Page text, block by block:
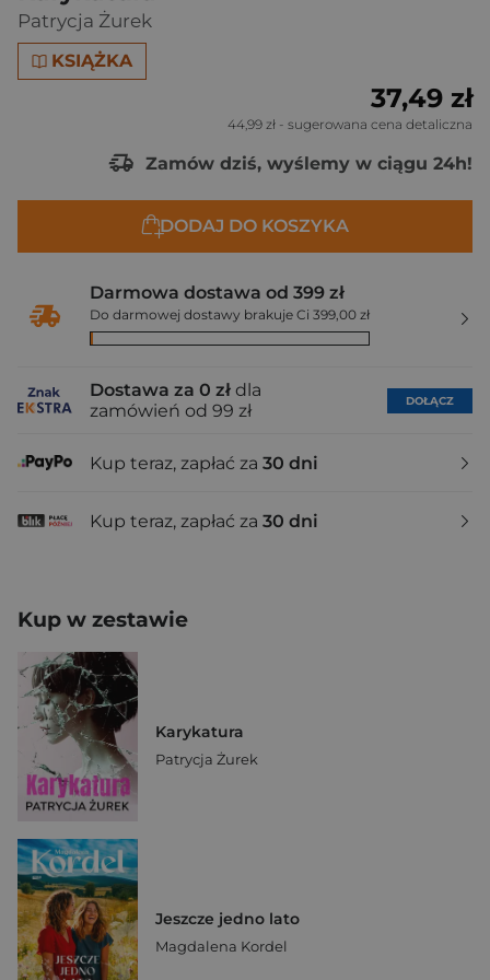
Patrycja Żurek
KSIĄŻKA
37,49 zł
44,99 zł - sugerowana cena detaliczna
Zamów dziś, wyślemy w ciągu 24h!
DODAJ DO KOSZYKA
Darmowa dostawa od 399 zł
Do darmowej dostawy brakuje Ci 399,00 zł
Dostawa za 0 zł dla
zamówień od 99 zł
DOŁĄCZ
Kup teraz, zapłać za 30 dni
Kup teraz, zapłać za 30 dni
Kup w zestawie
Karykatura
Patrycja Żurek
Jeszcze jedno lato
Magdalena Kordel